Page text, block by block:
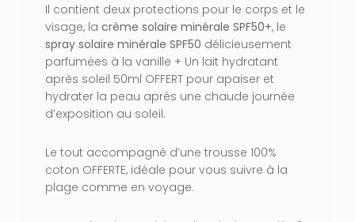
Il contient deux protections pour le corps et le
visage, la crème solaire minérale SPF50+, le
spray solaire minérale SPF50 délicieusement
parfumées à la vanille + Un lait hydratant
après soleil 50ml OFFERT pour apaiser et
hydrater la peau après une chaude journée
d’exposition au soleil.
Le tout accompagné d’une trousse 100%
coton OFFERTE, idéale pour vous suivre à la
plage comme en voyage.